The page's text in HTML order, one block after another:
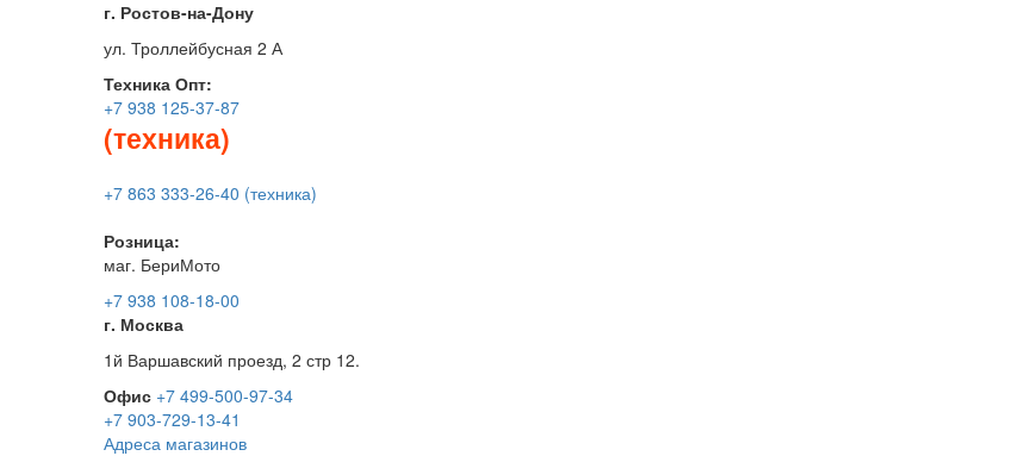
г. Ростов-на-Дону
ул. Троллейбусная 2 А
Техника Опт:
+7 938 125-37-87
(техника)
+7 863 333-26-40 (техника)
Розница:
маг. БериМото
+7 938 108-18-00
г. Москва
1й Варшавский проезд, 2 стр 12.
Офис +7 499-500-97-34
+7 903-729-13-41
Адреса магазинов